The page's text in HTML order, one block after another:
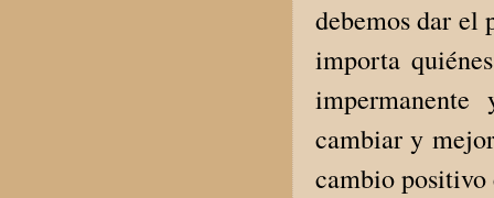
debemos dar el
importa
cambiar y
cambio positivo